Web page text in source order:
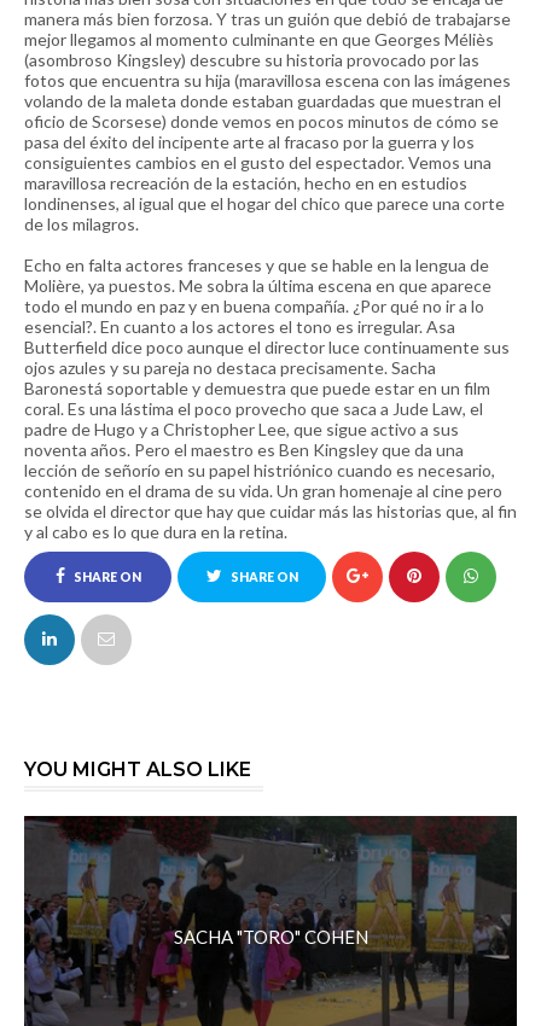
manera más bien forzosa. Y tras un guión que debió de trabajarse
mejor llegamos al momento culminante en que Georges Méliès
(asombroso Kingsley) descubre su historia provocado por las
fotos que encuentra su hija (maravillosa escena con las imágenes
volando de la maleta donde estaban guardadas que muestran el
oficio de Scorsese) donde vemos en pocos minutos de cómo se
pasa del éxito del incipente arte al fracaso por la guerra y los
consiguientes cambios en el gusto del espectador. Vemos una
maravillosa recreación de la estación, hecho en en estudios
londinenses, al igual que el hogar del chico que parece una corte
de los milagros.
Echo en falta actores franceses y que se hable en la lengua de
Molière, ya puestos. Me sobra la última escena en que aparece
todo el mundo en paz y en buena compañía. ¿Por qué no ir a lo
esencial?. En cuanto a los actores el tono es irregular. Asa
Butterfield dice poco aunque el director luce continuamente sus
ojos azules y su pareja no destaca precisamente. Sacha
Baronestá soportable y demuestra que puede estar en un film
coral. Es una lástima el poco provecho que saca a Jude Law, el
padre de Hugo y a Christopher Lee, que sigue activo a sus
noventa años. Pero el maestro es Ben Kingsley que da una
lección de señorío en su papel histriónico cuando es necesario,
contenido en el drama de su vida. Un gran homenaje al cine pero
se olvida el director que hay que cuidar más las historias que, al fin
y al cabo es lo que dura en la retina.
SHARE ON
FACEBOOK
SHARE ON
YOU MIGHT ALSO LIKE
SACHA "TORO" COHEN